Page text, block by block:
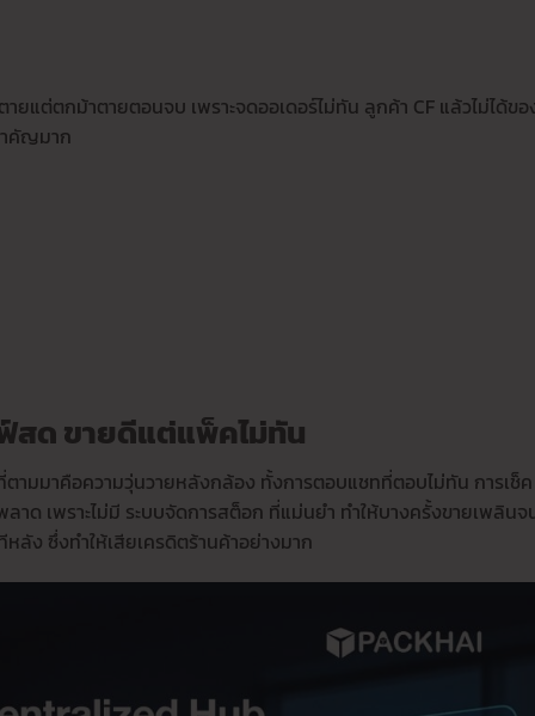
แต่ตกม้าตายตอนจบ เพราะจดออเดอร์ไม่ทัน ลูกค้า CF แล้วไม่ได้ขอ
คัญมาก
สด ขายดีแต่แพ็คไม่ทัน
มมาคือความวุ่นวายหลังกล้อง ทั้งการตอบแชทที่ตอบไม่ทัน การเช็ค
เพราะไม่มี ระบบจัดการสต็อก ที่แม่นยำ ทำให้บางครั้งขายเพลินจ
ลัง ซึ่งทำให้เสียเครดิตร้านค้าอย่างมาก